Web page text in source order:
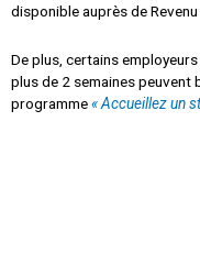
disponible auprès de Revenu
De plus, certains employeurs
plus de 2 semaines peuvent
programme« Accueillez un